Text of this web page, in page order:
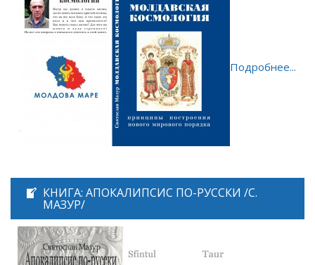
Подробнее...
КНИГА: АПОКАЛИПСИС ПО-РУССКИ /С.
МАЗУР/